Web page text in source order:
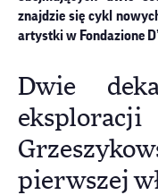
znajdzie się cykl
artystki w Fondazione
Dwie
pierwszej